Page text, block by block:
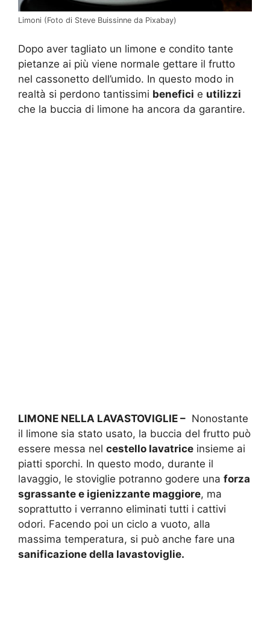
Limoni (Foto di Steve Buissinne da Pixabay)
Dopo aver tagliato un limone e condito tante
pietanze ai più viene normale gettare il frutto
nel cassonetto dell’umido. In questo modo in
realtà si perdono tantissimi benefici e utilizzi
che la buccia di limone ha ancora da garantire.
LIMONE NELLA LAVASTOVIGLIE – Nonostante
il limone sia stato usato, la buccia del frutto può
essere messa nel cestello lavatrice insieme ai
piatti sporchi. In questo modo, durante il
lavaggio, le stoviglie potranno godere una forza
sgrassante e igienizzante maggiore, ma
soprattutto i verranno eliminati tutti i cattivi
odori. Facendo poi un ciclo a vuoto, alla
massima temperatura, si può anche fare una
sanificazione della lavastoviglie.